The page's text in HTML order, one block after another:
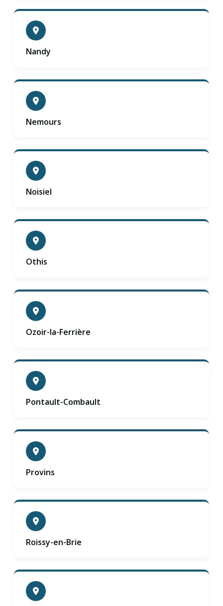
Nandy
Nemours
Noisiel
Othis
Ozoir-la-Ferrière
Pontault-Combault
Provins
Roissy-en-Brie